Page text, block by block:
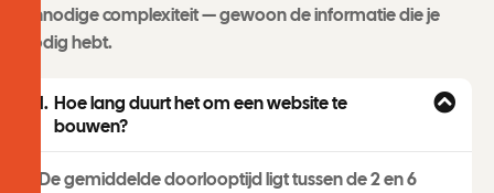
onnodige complexiteit — gewoon de informatie die je
nodig hebt.
Hoe lang duurt het om een website te
bouwen?
De gemiddelde doorlooptijd ligt tussen de 2 en 6